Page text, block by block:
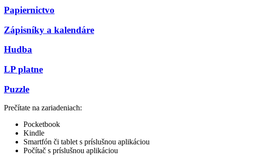
Papiernictvo
Zápisníky a kalendáre
Hudba
LP platne
Puzzle
Prečítate na zariadeniach:
Pocketbook
Kindle
Smartfón či tablet s príslušnou aplikáciou
Počítač s príslušnou aplikáciou